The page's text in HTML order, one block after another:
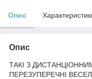
Опис
Опис
ТАКІ З
ПЕРЕЗУПЕРЕЧНІ ВЕСЕЛІ